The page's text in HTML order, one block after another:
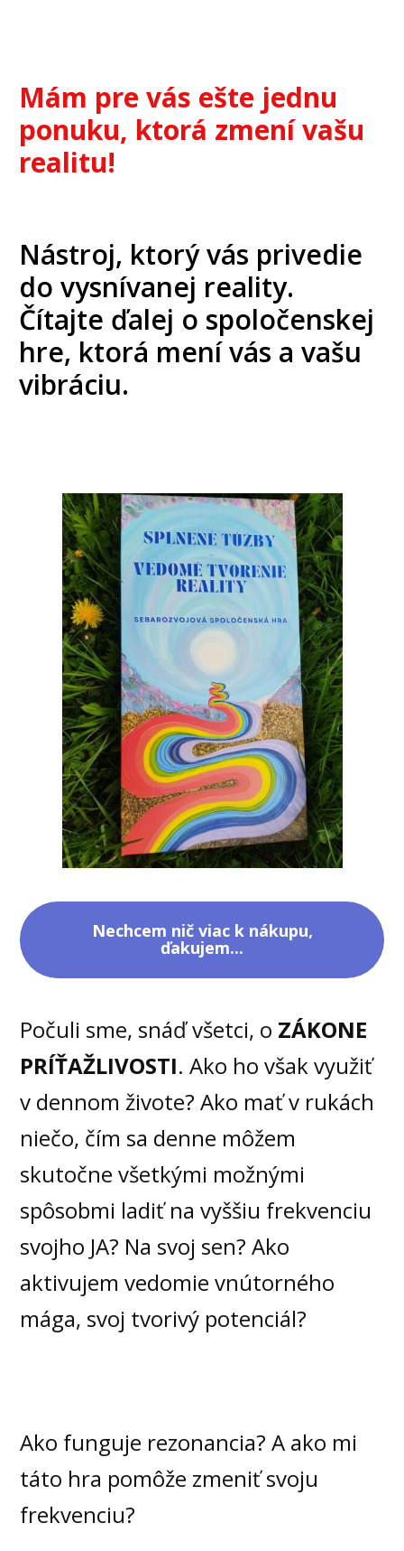
Mám pre vás ešte jednu
ponuku, ktorá zmení vašu
realitu!
Nástroj, ktorý vás privedie
do vysnívanej reality.
Čítajte ďalej o spoločenskej
hre, ktorá mení vás a vašu
vibráciu.
Nechcem nič viac k nákupu,
ďakujem...
Počuli sme, snáď všetci, o ZÁKONE
PRÍŤAŽLIVOSTI. Ako ho však využiť
v dennom živote? Ako mať v rukách
niečo, čím sa denne môžem
skutočne všetkými možnými
spôsobmi ladiť na vyššiu frekvenciu
svojho JA? Na svoj sen? Ako
aktivujem vedomie vnútorného
mága, svoj tvorivý potenciál?
Ako funguje rezonancia? A ako mi
táto hra pomôže zmeniť svoju
frekvenciu?